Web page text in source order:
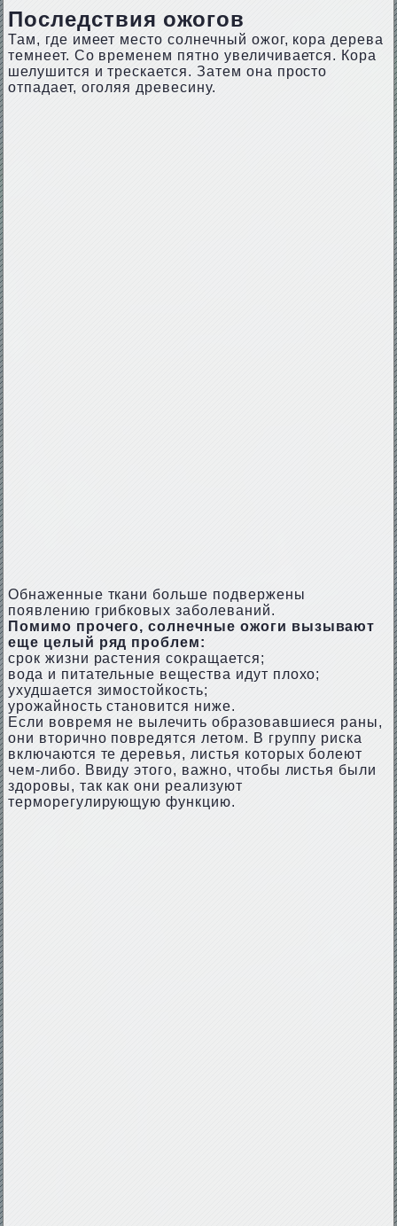
Последствия ожогов
Там, где имеет место солнечный ожог, кора дерева
темнеет. Со временем пятно увеличивается. Кора
шелушится и трескается. Затем она просто
отпадает, оголяя древесину.
Обнаженные ткани больше подвержены
появлению грибковых заболеваний.
Помимо прочего, солнечные ожоги вызывают
еще целый ряд проблем:
срок жизни растения сокращается;
вода и питательные вещества идут плохо;
ухудшается зимостойкость;
урожайность становится ниже.
Если вовремя не вылечить образовавшиеся раны,
они вторично повредятся летом. В группу риска
включаются те деревья, листья которых болеют
чем-либо. Ввиду этого, важно, чтобы листья были
здоровы, так как они реализуют
терморегулирующую функцию.